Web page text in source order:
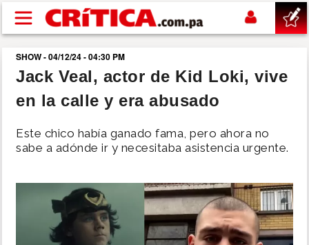
Pasar al contenido principal
buscar
SUCESOS
NACIONAL
SHOW - 04/12/24 - 04:30 PM
Jack Veal, actor de Kid Loki, vive
en la calle y era abusado
Este chico había ganado fama, pero ahora no
sabe a adónde ir y necesitaba asistencia urgente.